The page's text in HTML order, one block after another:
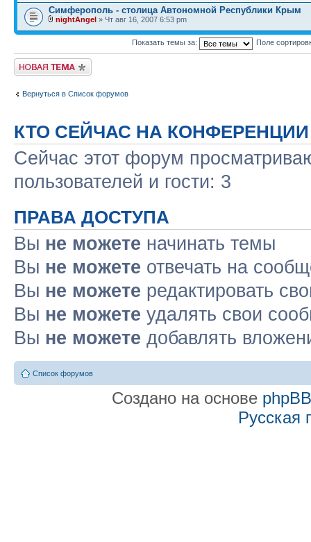
Симферополь - столица Автономной Республики Крым
nightAngel » Чт авг 16, 2007 6:53 pm
Показать темы за: Поле
Новая тема
Вернуться в Список форумов
КТО СЕЙЧАС НА КОНФЕРЕНЦИИ
Сейчас этот форум
пользователей и гости: 3
ПРАВА ДОСТУПА
Вы не можете начинать темы
Вы не можете отвечать на
Вы не можете редактировать
Вы не можете удалять свои
Вы не можете добавлять
Список форумов
Создано на основе phpBB
Русская